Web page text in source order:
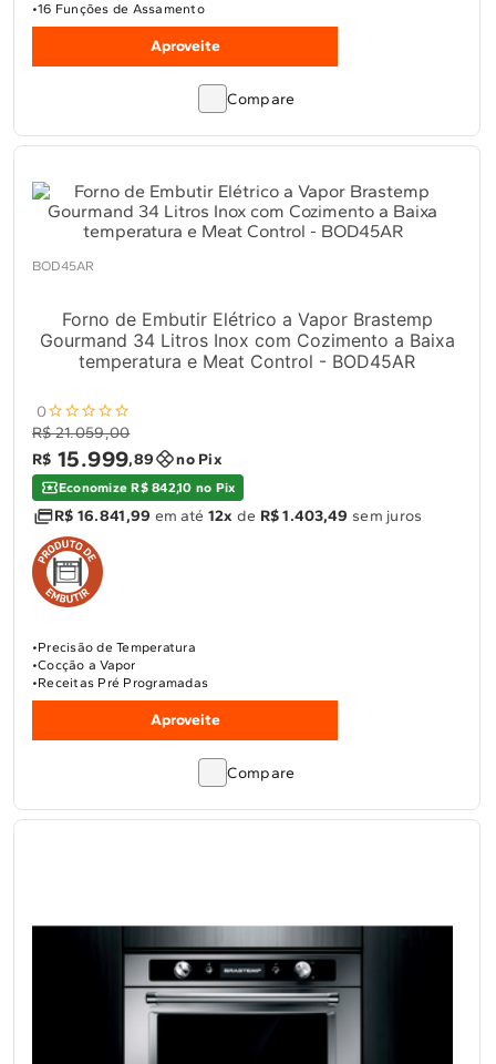
16 Funções de Assamento
Aproveite
Compare
BOD45AR
Forno de Embutir Elétrico a Vapor Brastemp
Gourmand 34 Litros Inox com Cozimento a Baixa
temperatura e Meat Control - BOD45AR
0
R$ 21.059,00
R$ 15.999,89 no Pix
Economize R$ 842,10 no Pix
R$ 16.841,99 em até 12x de R$ 1.403,49 sem juros
Precisão de Temperatura
Cocção a Vapor
Receitas Pré Programadas
Aproveite
Compare